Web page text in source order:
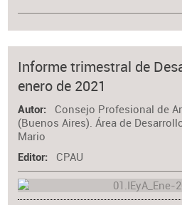
Informe trimestral de
enero de 2021
Autor
Consejo Profesional de
(Buenos Aires). Área de
Mario
Editor CPAU